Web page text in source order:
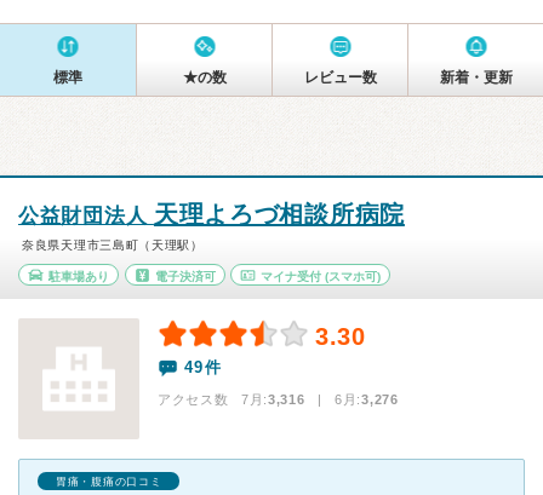
標準 ★の数 レビュー数 新着・更新
公益財団法人 天理よろづ相談所病院
奈良県天理市三島町（天理駅）
駐車場あり 電子決済可 マイナ受付 (スマホ可)
3.30
49件
アクセス数 7月:3,316 | 6月:3,276
胃痛・腹痛の口コミ